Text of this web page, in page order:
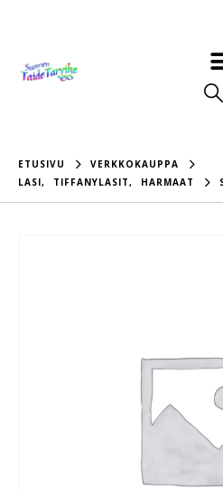
ETUSIVU
VERKKOKAUPPA
LASI, TIFFANYLASIT, HARMAAT